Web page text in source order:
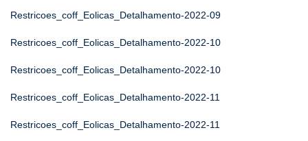
Restricoes_coff_Eolicas_Detalhamento-2022-09
Restricoes_coff_Eolicas_Detalhamento-2022-10
Restricoes_coff_Eolicas_Detalhamento-2022-10
Restricoes_coff_Eolicas_Detalhamento-2022-11
Restricoes_coff_Eolicas_Detalhamento-2022-11